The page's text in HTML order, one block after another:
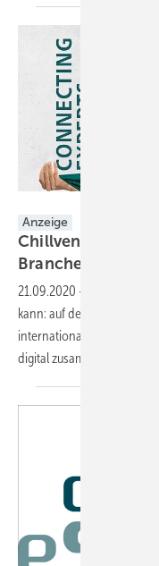
Anzeige
Chillventa
Branchenhighlight!
21.09.2020 -
kann: auf dem Chillventa
internationale Kälte-,
digitalzusammen!